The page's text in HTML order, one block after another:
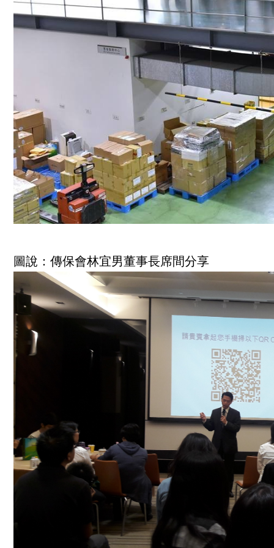
圖說：傳保會林宜男董事長席間分享